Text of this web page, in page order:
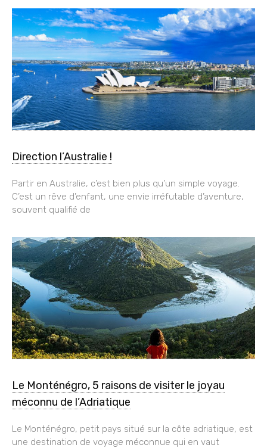
Direction l’Australie !
Partir en Australie, c’est bien plus qu’un simple voyage.
C’est un rêve d’enfant, une envie irréfutable d’aventure,
souvent qualifié de
Le Monténégro, 5 raisons de visiter le joyau
méconnu de l’Adriatique
Le Monténégro, petit pays situé sur la côte adriatique, est
une destination de voyage méconnue qui en vaut